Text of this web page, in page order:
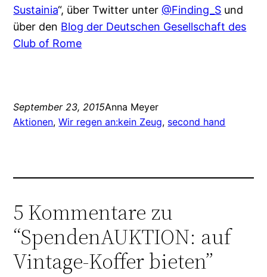
Sustainia“, über Twitter unter@Finding_S und
über den Blog der Deutschen Gesellschaft des
Club of Rome
September 23, 2015Anna Meyer
Aktionen, Wir regen an:kein Zeug, second hand
5 Kommentare zu
“SpendenAUKTION: auf
Vintage-Koffer bieten”